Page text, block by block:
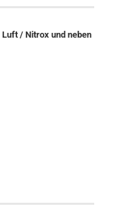
/ Nitrox und neben